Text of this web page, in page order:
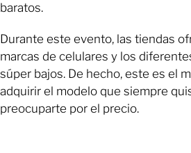
baratos.
Durante este evento, las tiendas
marcas de celulares y los
súper bajos. De hecho, este es el
adquirir el modelo que siempre
preocuparte por el precio.